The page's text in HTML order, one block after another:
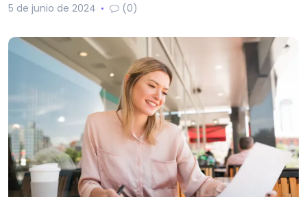
5 de junio de 2024
(0)